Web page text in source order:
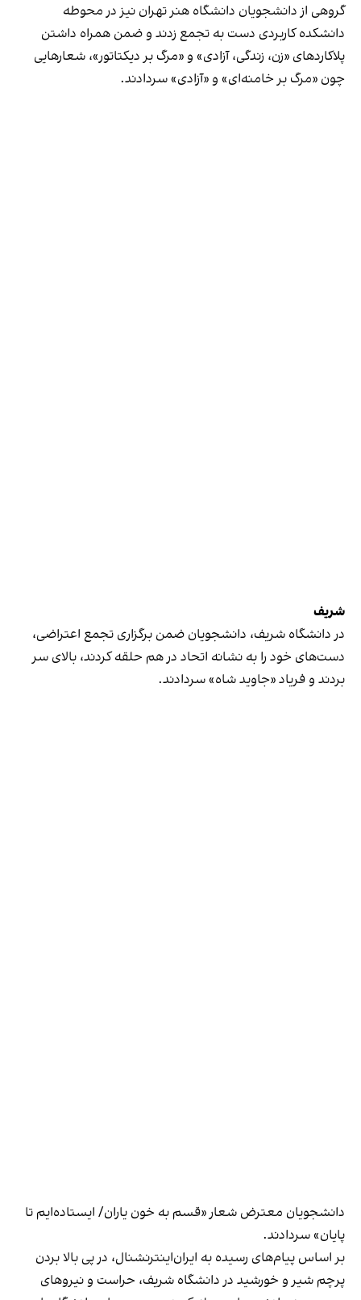
گروهی از دانشجویان دانشگاه هنر تهران نیز در محوطه
دانشکده کاربردی دست به تجمع زدند و ضمن همراه داشتن
پلاکاردهای «زن، زندگی، آزادی» و «مرگ بر دیکتاتور»، شعارهایی
چون «مرگ بر خامنه‌ای» و «آزادی» سردادند.
شریف
در دانشگاه شریف‌، دانشجویان ضمن برگزاری تجمع اعتراضی،
دست‌های خود را به نشانه اتحاد در هم حلقه کردند، بالای سر
بردند و فریاد «جاوید شاه» سر‌دادند.
دانشجویان معترض شعار «قسم به خون یاران/ ایستاده‌ایم تا
پایان» سردادند.
بر اساس پیام‌های رسیده به ایران‌اینترنشنال، در پی بالا بردن
پرچم شیر و خورشید در دانشگاه شریف، حراست و نیروهای